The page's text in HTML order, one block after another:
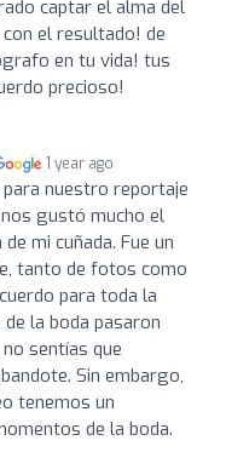
captar el alma del
el resultado! de
en tu vida! tus
precioso!
1 year ago
nuestro reportaje
gustó mucho el
mi cuñada. Fue un
tanto de fotos como
para toda la
la boda pasaron
sentías que
Sin embargo,
tenemos un
de la boda.